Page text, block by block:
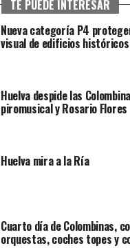
TE PUEDE INTERESAR
Nueva categoría P4
visual de edificios históricos
Huelva despide las
piromusical y Rosario Flores
Huelva mira a la Ría
Cuarto día de Colombinas,
orquestas, coches topes y